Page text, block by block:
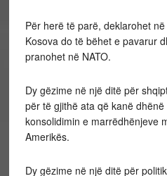
Për herë të parë, deklarohet
Kosova do të bëhet e pavarur
pranohet në NATO.
Dy gëzime në një ditë për
për të gjithë ata që kanë
konsolidimin e marrëdhënjeve
Amerikës.
Dy gëzime në një ditë për